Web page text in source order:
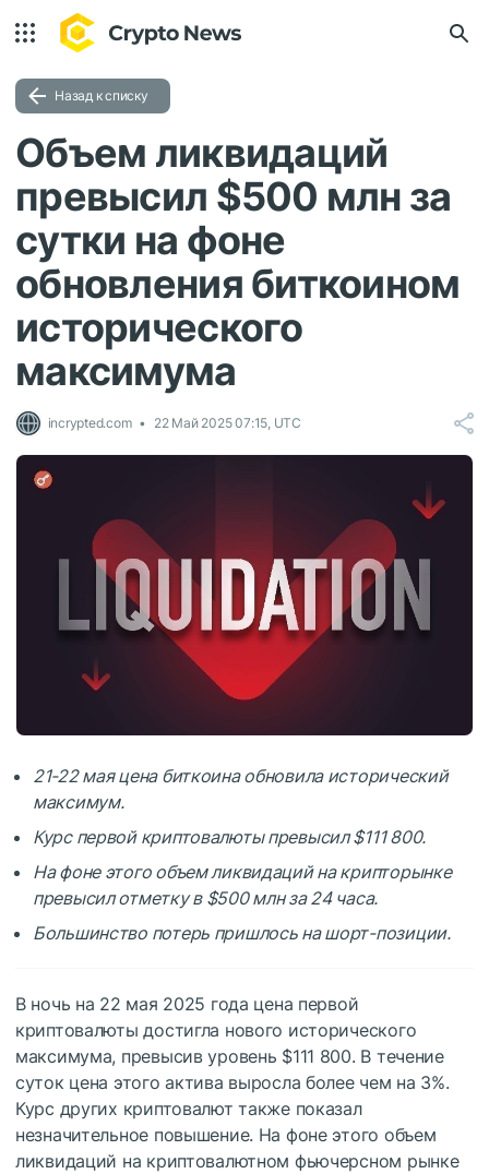
Назад к списку
Объем ликвидаций
превысил $500 млн за
сутки на фоне
обновления биткоином
исторического
максимума
incrypted.com 22 Май 2025 07:15, UTC
21-22 мая цена биткоина обновила исторический
максимум.
Курс первой криптовалюты превысил $111 800.
На фоне этого объем ликвидаций на крипторынке
превысил отметку в $500 млн за 24 часа.
Большинство потерь пришлось на шорт-позиции.
В ночь на 22 мая 2025 года цена первой
криптовалюты достигла нового исторического
максимума, превысив уровень $111 800. В течение
суток цена этого актива выросла более чем на 3%.
Курс других криптовалют также показал
незначительное повышение. На фоне этого объем
ликвидаций на криптовалютном фьючерсном рынке